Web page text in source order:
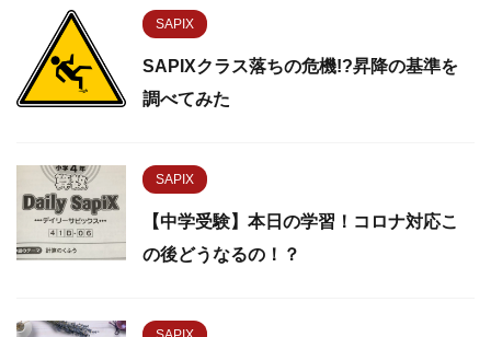
SAPIX
SAPIXクラス落ちの危機!?昇降の基準を
調べてみた
SAPIX
【中学受験】本日の学習！コロナ対応こ
の後どうなるの！？